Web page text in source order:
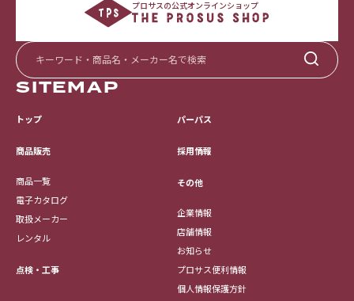
プロサスの公式オンラインショップ
SITEMAP
トップ
商品販売
商品一覧
電子カタログ
取扱メーカー
レンタル
点検・工事
パーパス
採用情報
その他
企業情報
店舗情報
お知らせ
プロサス便利情報
個人情報保護方針